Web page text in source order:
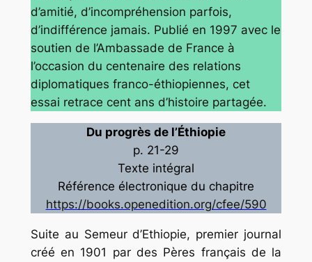
d’amitié, d’incompréhension parfois,
d’indifférence jamais. Publié en 1997 avec le
soutien de l’Ambassade de France à
l’occasion du centenaire des relations
diplomatiques franco-éthiopiennes, cet
essai retrace cent ans d’histoire partagée.
Du progrès de l’Éthiopie
p. 21-29
Texte intégral
Référence électronique du chapitre
https://books.openedition.org/cfee/590
Suite au Semeur d’Ethiopie, premier journal
créé en 1901 par des Pères français de la